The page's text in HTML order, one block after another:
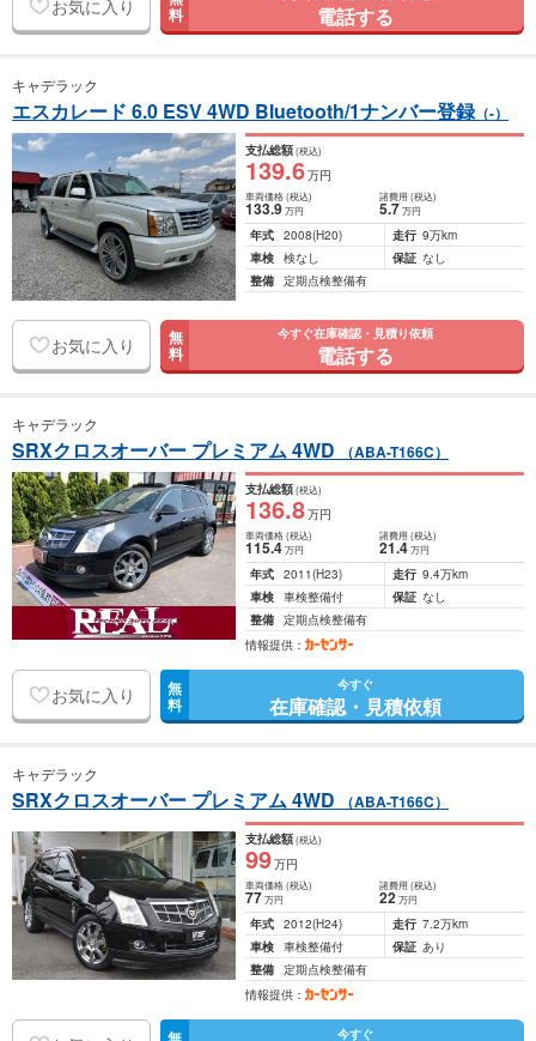
お気に入り 料 電話する
キャデラック
エスカレード 6.0 ESV 4WD Bluetooth/1ナンバー登録（-）
支払総額(税込)
139.6万円
車両価格(税込)
133.9万円
諸費用 (税込)
5.7 万円
年式 2008(H20) 走行 9万km
車検 検なし 保証 なし
整備 定期点検整備有
お気に入り 無
料
今すぐ在庫確認・見積り依頼
電話する
キャデラック
SRXクロスオーバー プレミアム 4WD （ABA-T166C）
支払総額(税込)
136.8万円
車両価格(税込)
115.4万円
諸費用 (税込)
21.4 万円
年式 2011(H23) 走行 9.4万km
車検 車検整備付 保証 なし
整備 定期点検整備有
情報提供：
お気に入り 無
料
今すぐ
在庫確認・見積依頼
キャデラック
SRXクロスオーバー プレミアム 4WD （ABA-T166C）
支払総額(税込)
99万円
車両価格(税込)
77万円
諸費用 (税込)
22 万円
年式 2012(H24) 走行 7.2万km
車検 車検整備付 保証 あり
整備 定期点検整備有
情報提供：
今すぐ